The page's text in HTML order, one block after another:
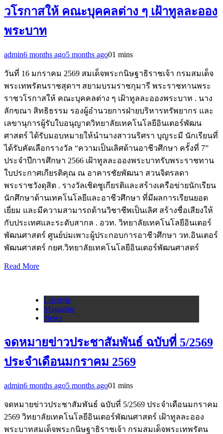
วโรกาสให้ คณะบุคคลต่าง ๆ เฝ้าทูลละออง
พระบาท
admin6 months ago5 months ago01 mins
วันที่ 16 มกราคม 2569 สมเด็จพระกนิษฐาธิราชเจ้า กรมสมเด็จ
พระเทพรัตนราชสุดาฯ สยามบรมราชกุมารี พระราชทานพระ
ราชวโรกาสให้ คณะบุคคลต่าง ๆ เฝ้าทูลละอองพระบาท . นาง
ลักขณา สิทธิธรรม รองผู้อำนวยการฝ่ายบริหารทรัพยากร และ
เลขานุการผู้รับใบอนุญาตวิทยาลัยเทคโนโลยีอินเตอร์พัฒน
ศาสตร์ ได้รับมอบหมายให้นำนางสาวนริศรา บุญระมี นักเรียนที่
ได้รับคัดเลือกรางวัล “ความเป็นเลิศด้านอาชีวศึกษา ครั้งที่ 7”
ประจำปีการศึกษา 2566 เฝ้าทูลละอองพระบาทรับพระราชทาน
ใบประกาศเกียรติคุณ ณ อาคารชัยพัฒนา สวนจิตรลดา
พระราชวังดุสิต . รางวัลเชิดชูเกียรติและสร้างเครือข่ายนักเรียน
นักศึกษาด้านเทคโนโลยีและอาชีวศึกษา ที่มีผลการเรียนยอด
เยี่ยม และมีความสามารถด้านวิชาชีพเป็นเลิศ สร้างชื่อเสียงให้
กับประเทศและระดับสากล . อวท. วิทยาลัยเทคโนโลยีอินเตอร์
พัฒนศาสตร์ ศูนย์บ่มเพาะผู้ประกอบการอาชีวศึกษา วท.อินเตอร์
พัฒนศาสตร์ กยศ.วิทยาลัยเทคโนโลยีอินเตอร์พัฒนศาสตร์
Read More
Lifestyle
Magazine
News
จดหมายข่าวประชาสัมพันธ์ ฉบับที่ 5/2569
ประจำเดือนมกราคม 2569
admin6 months ago5 months ago01 mins
จดหมายข่าวประชาสัมพันธ์ ฉบับที่ 5/2569 ประจำเดือนมกราคม
2569 วิทยาลัยเทคโนโลยีอินเตอร์พัฒนศาสตร์ เฝ้าทูลละออง
พระบาทสมเด็จพระกนิษฐาธิราชเจ้า กรมสมเด็จพระเทพรัตน